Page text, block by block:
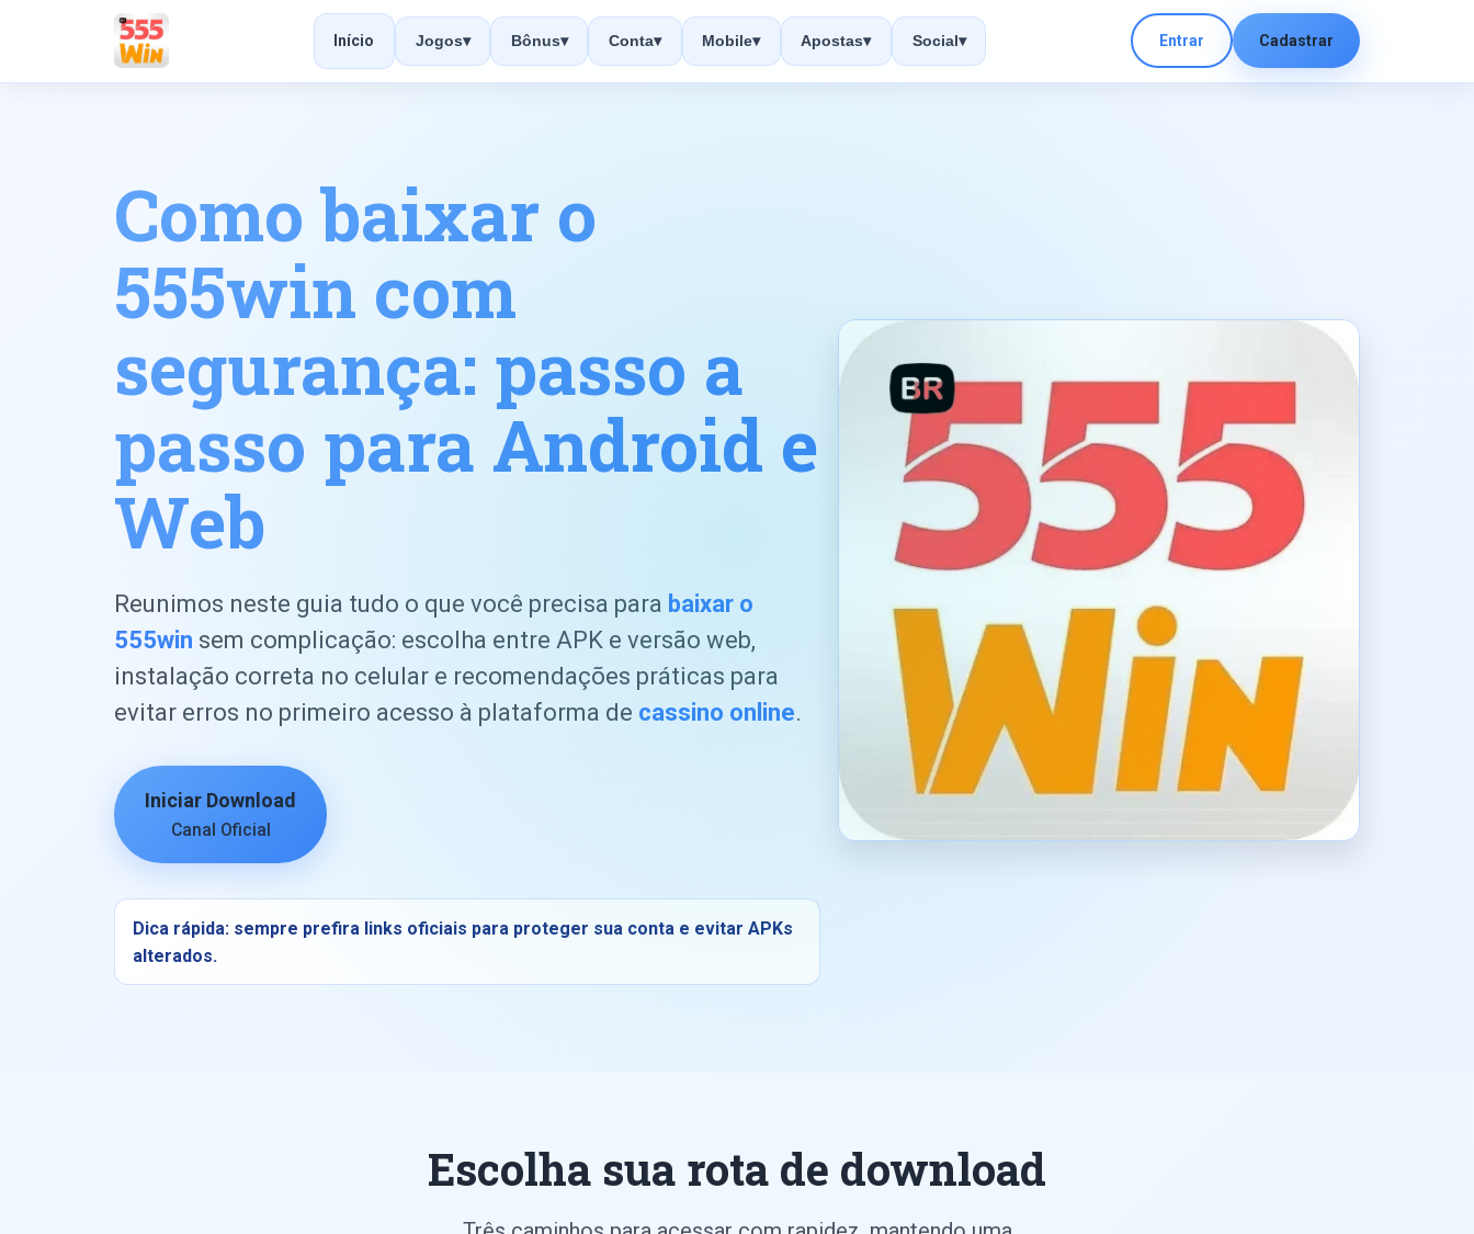
Início Jogos▾ Bônus▾ Conta▾ Mobile▾ Apostas▾ Social▾ Entrar Cadastrar
Como baixar o
555win com
segurança: passo a
passo para Android e
Web
Reunimos neste guia tudo o que você precisa para baixar o
555win sem complicação: escolha entre APK e versão web,
instalação correta no celular e recomendações práticas para
evitar erros no primeiro acesso à plataforma de cassino online.
Iniciar Download
Canal Oficial
Dica rápida: sempre prefira links oficiais para proteger sua conta e evitar APKs
alterados.
Escolha sua rota de download